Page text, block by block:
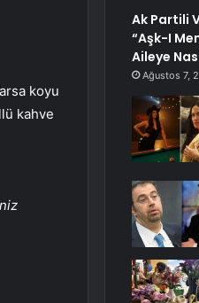
koyu
kahve
Ak Partili
“Aşk-I
Aileye
Ağustos 7,